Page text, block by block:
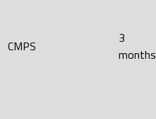
CMPS
3
months